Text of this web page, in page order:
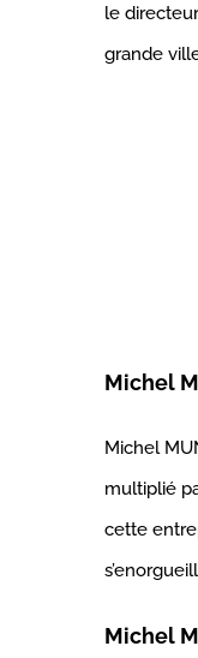
le
grande
Michel
Michel
multiplié
cette
Michel